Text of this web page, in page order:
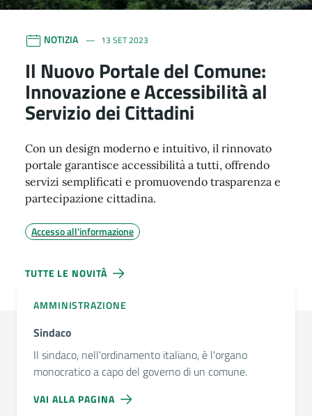
NOTIZIA 13 SET 2023
Il Nuovo Portale del Comune:
Innovazione e Accessibilità al
Servizio dei Cittadini
Con un design moderno e intuitivo, il rinnovato
portale garantisce accessibilità a tutti, offrendo
servizi semplificati e promuovendo trasparenza e
partecipazione cittadina.
Accesso all'informazione
TUTTE LE NOVITÀ
AMMINISTRAZIONE
Sindaco
Il sindaco, nell'ordinamento italiano, è l'organo
monocratico a capo del governo di un comune.
VAI ALLA PAGINA